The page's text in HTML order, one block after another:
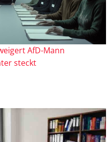
AfD-Mann
steckt